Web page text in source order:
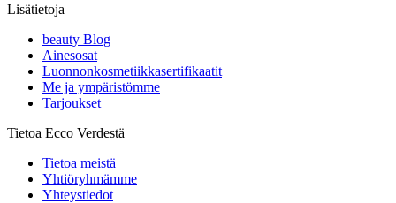
Lisätietoja
beauty Blog
Ainesosat
Luonnonkosmetiikkasertifikaatit
Me ja ympäristömme
Tarjoukset
Tietoa Ecco Verdestä
Tietoa meistä
Yhtiöryhmämme
Yhteystiedot